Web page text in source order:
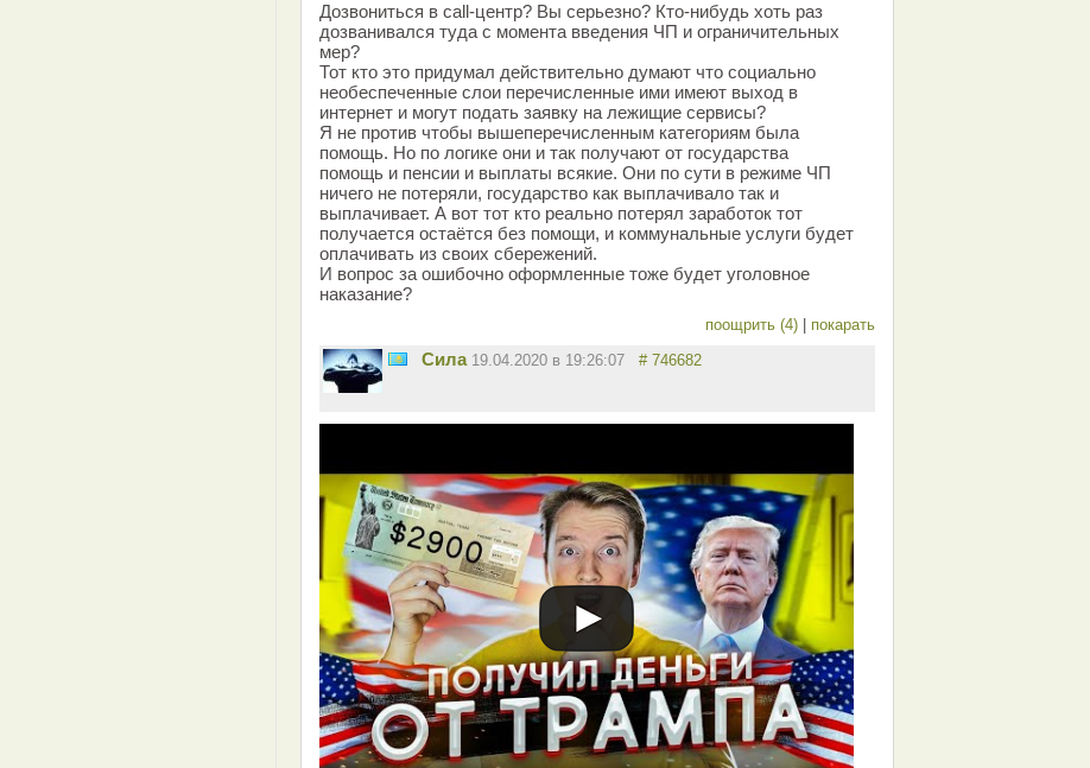
Дозвониться в call-центр? Вы серьезно? Кто-нибудь хоть раз
дозванивался туда с момента введения ЧП и ограничительных
мер?
Тот кто это придумал действительно думают что социально
необеспеченные слои перечисленные ими имеют выход в
интернет и могут подать заявку на лежищие сервисы?
Я не против чтобы вышеперечисленным категориям была
помощь. Но по логике они и так получают от государства
помощь и пенсии и выплаты всякие. Они по сути в режиме ЧП
ничего не потеряли, государство как выплачивало так и
выплачивает. А вот тот кто реально потерял заработок тот
получается остаётся без помощи, и коммунальные услуги будет
оплачивать из своих сбережений.
И вопрос за ошибочно оформленные тоже будет уголовное
наказание?
поощрить (4) покарать
Сила 19.04.2020 в 19:26:07 # 746682